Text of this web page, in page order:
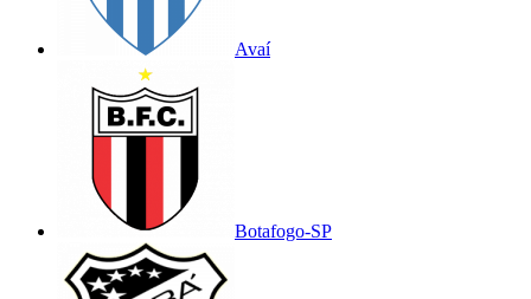
Avaí
Botafogo-SP